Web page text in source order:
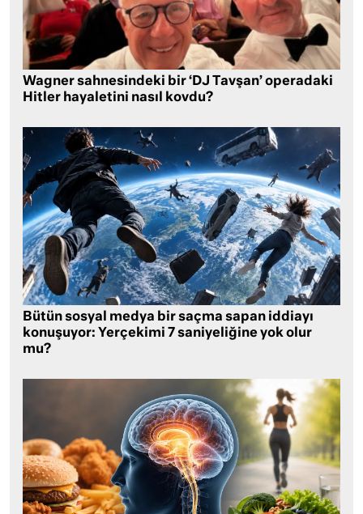
Wagner sahnesindeki bir ‘DJ Tavşan’ operadaki
Hitler hayaletini nasıl kovdu?
Bütün sosyal medya bir saçma sapan iddiayı
konuşuyor: Yerçekimi 7 saniyeliğine yok olur
mu?